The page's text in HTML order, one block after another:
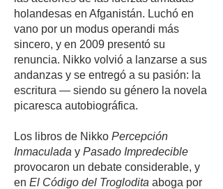
holandesas en Afganistán. Luchó en
vano por un modus operandi más
sincero, y en 2009 presentó su
renuncia. Nikko volvió a lanzarse a sus
andanzas y se entregó a su pasión: la
escritura — siendo su género la novela
picaresca autobiográfica.
Los libros de Nikko Percepción
Inmaculada y Pasado Impredecible
provocaron un debate considerable, y
en El Código del Troglodita aboga por